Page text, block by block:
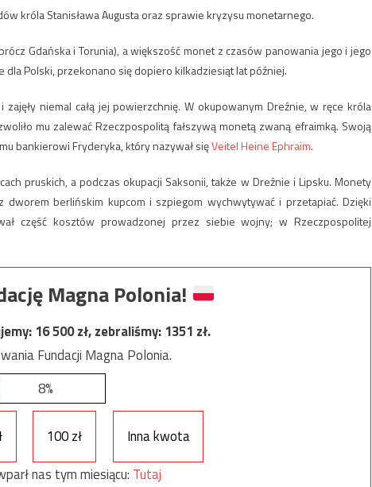
króla Stanisława Augusta oraz sprawie kryzysu monetarnego.
Gdańska i Torunia), a większość monet z czasów panowania jego i jego
dla Polski, przekonano się dopiero kilkadziesiąt lat później.
niemal całą jej powierzchnię. W okupowanym Dreźnie, w ręce króla
mu zalewać Rzeczpospolitą fałszywą monetą zwaną efraimką. Swoją
bankierowi Fryderyka, który nazywał sięVeitel Heine Ephraim.
pruskich, a podczas okupacji Saksonii, także w Dreźnie i Lipsku. Monety
dworem berlińskim kupcom i szpiegom wychwytywać i przetapiać. Dzięki
część kosztów prowadzonej przez siebie wojny; w Rzeczpospolitej
Magna Polonia!
16 500zł, zebraliśmy:1351 zł.
Fundacji Magna Polonia.
8%
100 zł
Inna kwota
nas tym miesiącu: Tutaj